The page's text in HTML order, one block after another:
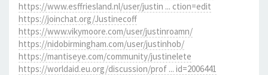
https://www.esffriesland.nl/user/justin ... ction=edit
https://joinchat.org/Justinecoff
https://www.vikymoore.com/user/justinroamn/
https://nidobirmingham.com/user/justinhob/
https://mantiseye.com/community/justinelete
https://worldaid.eu.org/discussion/prof ... id=2006441